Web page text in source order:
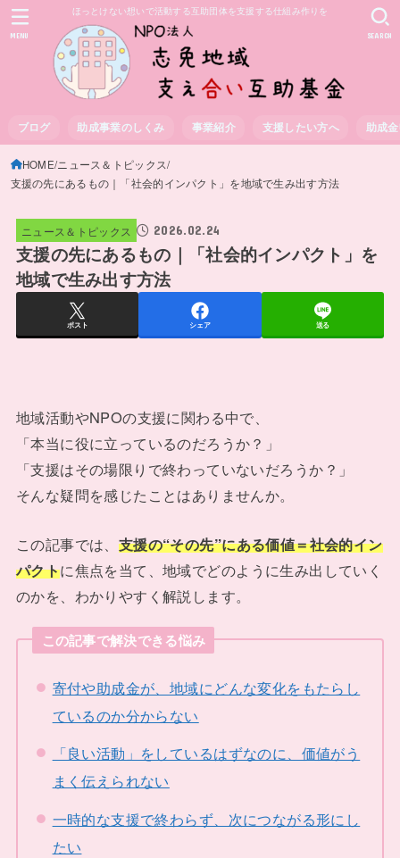
ほっとけない想いで活動する互助団体を支援する仕組み作りを
ブログ 助成事業のしくみ 事業紹介 支援したい方へ 助成
SEARCH
MENU
HOME ニュース＆トピックス
支援の先にあるもの｜「社会的インパクト」を地域で生み出す方法
ニュース＆トピックス 2026.02.24
支援の先にあるもの｜「社会的インパクト」を
地域で生み出す方法
ポスト シェア 送る
地域活動やNPOの支援に関わる中で、
「本当に役に立っているのだろうか？」
「支援はその場限りで終わっていないだろうか？」
そんな疑問を感じたことはありませんか。
この記事では、 支援の“その先”にある価値＝社会的イン
パクトに焦点を当て、地域でどのように生み出していく
のかを、わかりやすく解説します。
この記事で解決できる悩み
寄付や助成金が、地域にどんな変化をもたらし
ているのか分からない
「良い活動」をしているはずなのに、価値がう
まく伝えられない
一時的な支援で終わらず、次につながる形にし
たい